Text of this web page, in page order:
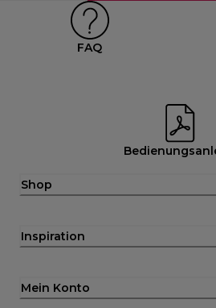
FAQ
Shop
Inspiration
Mein Konto